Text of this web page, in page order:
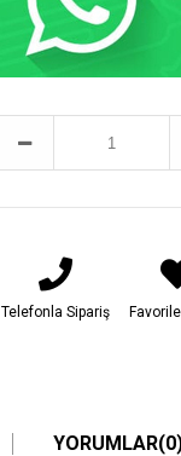
Telefonla Sipariş
YORUMLAR